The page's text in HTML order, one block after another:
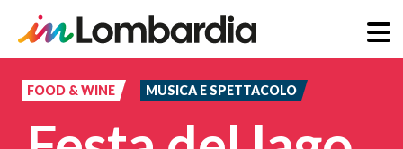
principale
FOOD & WINE MUSICA E SPETTACOLO